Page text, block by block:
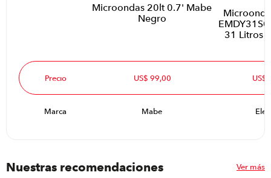
Microondas 20lt 0.7' Mabe
Negro
31 Litros
Precio US$ 99,00 US$
Marca Mabe
Nuestras recomendaciones Ver más